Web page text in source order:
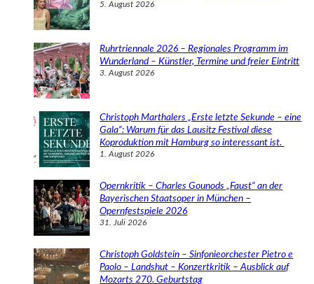
5. August 2026
Ruhrtriennale 2026 – Regionales Programm im
Wunderland – Künstler, Termine und freier Eintritt
3. August 2026
Christoph Marthalers „Erste letzte Sekunde – eine
Gala“: Warum für das Lausitz Festival diese
Koproduktion mit Hamburg so interessant ist.
1. August 2026
Opernkritik – Charles Gounods „Faust“ an der
Bayerischen Staatsoper in München –
Opernfestspiele 2026
31. Juli 2026
Christoph Goldstein – Sinfonieorchester Pietro e
Paolo – Landshut – Konzertkritik – Ausblick auf
Mozarts 270. Geburtstag